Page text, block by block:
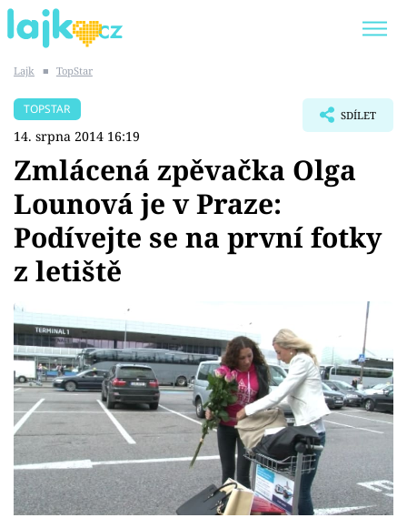
SHOPAHOLICADEL
Témata
Showbyznys
Youtubeři
Virály
Sex a vztahy
Videa
Sledujte prima+
Lajk ■ TopStar
TOPSTAR
14. srpna 2014 16:19
SDÍLET
Zmlácená zpěvačka Olga
Lounová je v Praze:
Podívejte se na první fotky
z letiště